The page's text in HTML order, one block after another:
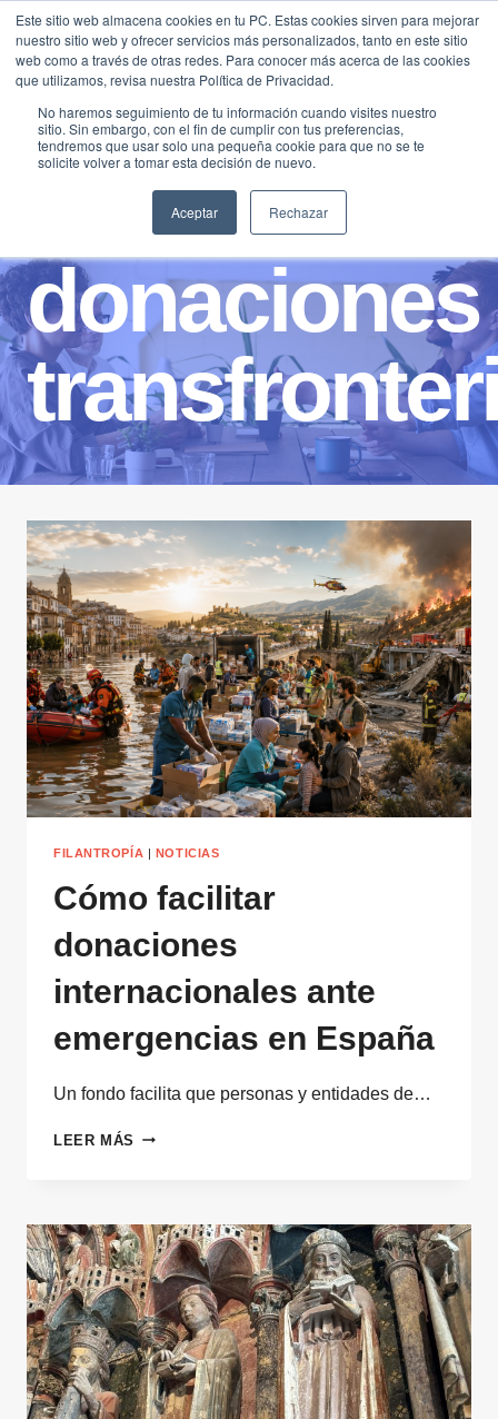
Este sitio web almacena cookies en tu PC. Estas cookies sirven para mejorar
nuestro sitio web y ofrecer servicios más personalizados, tanto en este sitio
web como a través de otras redes. Para conocer más acerca de las cookies
que utilizamos, revisa nuestra Política de Privacidad.
No haremos seguimiento de tu información cuando visites nuestro
sitio. Sin embargo, con el fin de cumplir con tus preferencias,
tendremos que usar solo una pequeña cookie para que no se te
solicite volver a tomar esta decisión de nuevo.
Aceptar Rechazar
Saltar
contenido
donaciones
FILANTROPÍA | NOTICIAS
Cómo facilitar
donaciones
internacionales ante
emergencias en España
Un fondo facilita que personas y entidades de…
LEER MÁS CÓMO
ANTE
EMERGENCIAS
EN
ESPAÑA
Traducir »